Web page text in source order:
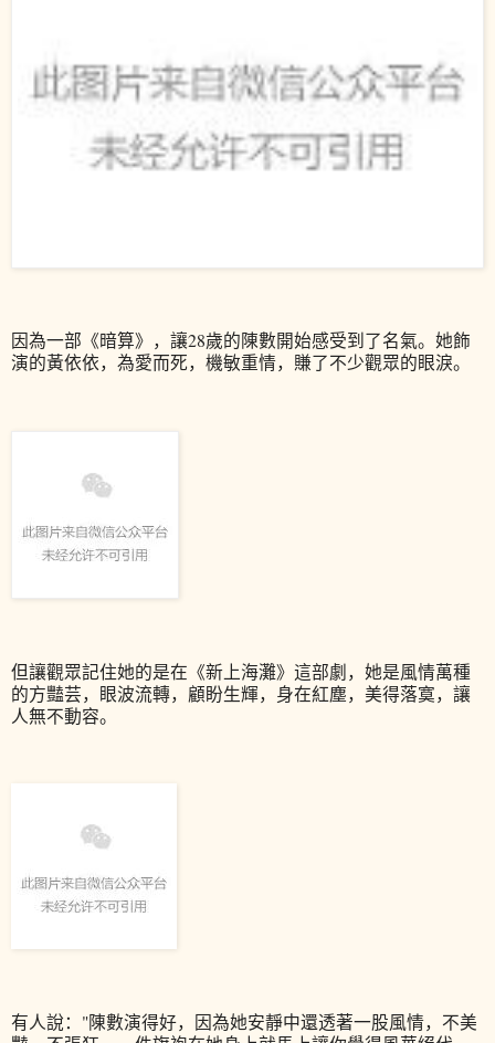
因為一部《暗算》 ， 讓28歲的陳數開始感受到了名氣。她飾
演的黃依依，為愛而死，機敏重情，賺了不少觀眾的眼淚。
但讓觀眾記住她的是在《新上海灘》這部劇，她是風情萬種
的方豔芸，眼波流轉，顧盼生輝，身在紅塵，美得落寞，讓
人無不動容。
有人說："陳數演得好，因為她安靜中還透著一股風情，不美